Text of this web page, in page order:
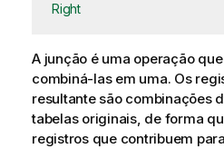
Right
A junção é uma operação
combiná-las em uma. Os
resultante são combinações
tabelas originais, de forma
registros que contribuem